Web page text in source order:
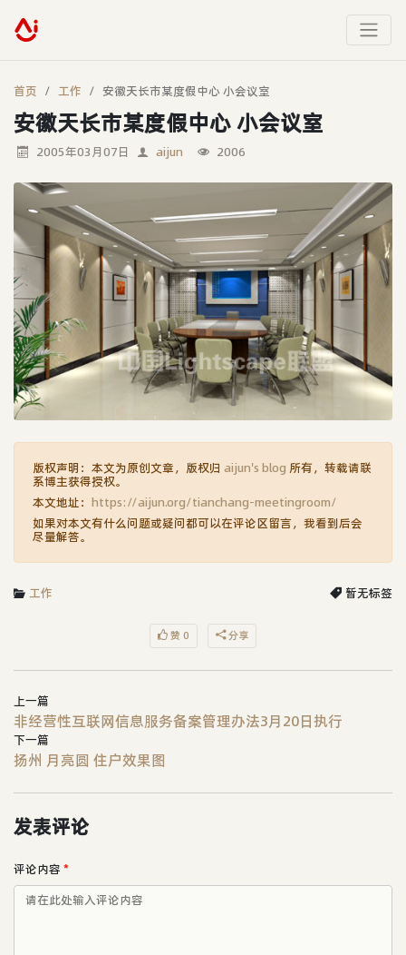
首页 工作 安徽天长市某度假中心 小会议室
安徽天长市某度假中心 小会议室
2005年03月07日 aijun 2006
版权声明：本文为原创文章，版权归 aijun's blog 所有，转载请联
系博主获得授权。
本文地址： https://aijun.org/tianchang-meetingroom/
如果对本文有什么问题或疑问都可以在评论区留言，我看到后会
尽量解答。
工作 暂无标签
赞 0 分享
上一篇
非经营性互联网信息服务备案管理办法3月20日执行
下一篇
扬州 月亮圆 住户效果图
发表评论
评论内容 *